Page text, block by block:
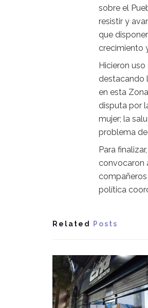
sobre el
resistir y
que
crecimiento
Hicieron
destacando
en esta
disputa por
mujer; la
problema
Para
convocaron
compañeros
política
Related Posts